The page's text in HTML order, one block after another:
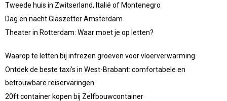
Tweede huis in Zwitserland, Italië of Montenegro
Dag en nacht Glaszetter Amsterdam
Theater in Rotterdam: Waar moet je op letten?
Waarop te letten bij infrezen groeven voor vloerverwarming.
Ontdek de beste taxi’s in West-Brabant: comfortabele en
betrouwbare reiservaringen
20ft container kopen bij Zelfbouwcontainer